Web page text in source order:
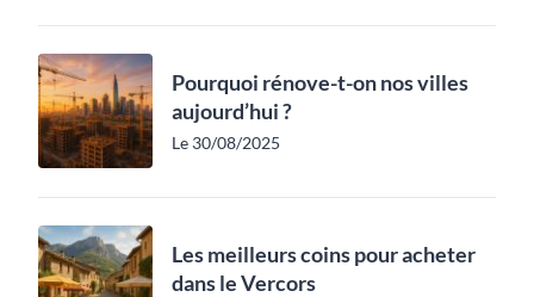
Pourquoi rénove-t-on nos villes
aujourd’hui ?
Le 30/08/2025
Les meilleurs coins pour acheter
dans le Vercors